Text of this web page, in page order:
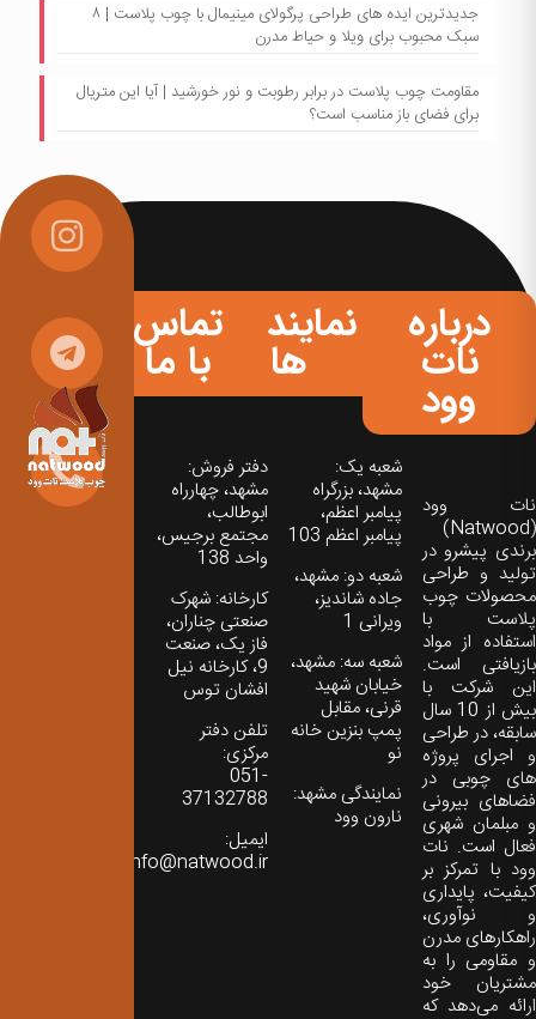
جدیدترین ایده های طراحی پرگولای مینیمال با چوب پلاست | ۸
سبک محبوب برای ویلا و حیاط مدرن
مقاومت چوب پلاست در برابر رطوبت و نور خورشید | آیا این متریال
برای فضای باز مناسب است؟
درباره
نات
وود
نات‌ وود
(Natwood)
برندی پیشرو در
تولید و طراحی
محصولات چوب
پلاست با
استفاده از مواد
بازیافتی است.
این شرکت با
بیش از 10 سال
سابقه، در طراحی
و اجرای پروژه
های چوبی در
فضاهای بیرونی
و مبلمان شهری
فعال است. نات
وود با تمرکز بر
کیفیت، پایداری
و نوآوری،
راهکارهای مدرن
و مقاومی را به
مشتریان خود
ارائه می‌دهد که
نمایندگی
ها
شعبه یک:
مشهد، بزرگراه
پیامبر اعظم،
پیامبر اعظم 103
شعبه دو: مشهد،
جاده شاندیز،
ویرانی 1
شعبه سه: مشهد،
خیابان شهید
قرنی، مقابل
پمپ بنزین خانه
نو
نمایندگی مشهد:
نارون وود
تماس
با ما
دفتر فروش:
مشهد، چهارراه
ابوطالب،
مجتمع برجیس،
واحد 138
کارخانه: شهرک
صنعتی چناران،
فاز یک، صنعت
9، کارخانه نیل
افشان توس
تلفن دفتر
مرکزی:
051-
37132788
ایمیل:
info@natwood.ir